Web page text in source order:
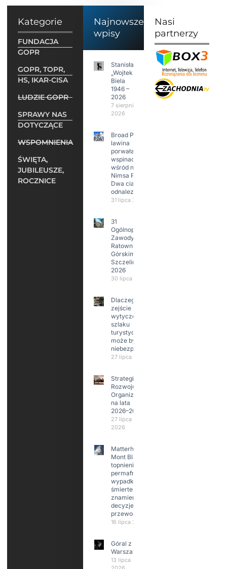
Kategorie
FUNDACJA
GOPR
GOPR, TOPR,
HS, IKAR-CISA
LUDZIE GOPR
SPRAWY NAS
DOTYCZĄCE
WSPOMNIENIA
ŚWIĘTA,
JUBILEUSZE,
ROCZNICE
Najnowsze
wpisy
Stanisław
„Wojtek”
Biela
1946 –
2026
7 sierpnia
2026
Broad Peak:
lawina
porwała 10
wspinaczy,
wśród nich
Nimsa Purję.
Dwa ciała
odnalezione.
31 lipca 2026
31
Ogólnopolskie
Zawody w
Ratownictwie
Górskim –
Szczeliniec
2026
30 lipca 2026
Dlaczego
zejście z
wytyczonego
szlaku
turystycznego
może być
niebezpieczne?
27 lipca 2026
Strategia
Rozwoju
Organizacji
na lata
2026–2029
27 lipca
2026
Matterhorn i
Mont Blanc:
topnienie
permafrost,
wypadki
śmiertelne,
znamienne
decyzje
przewodników
16 lipca 2026
Góral z
Warszawy.
13 lipca
Nasi
partnerzy